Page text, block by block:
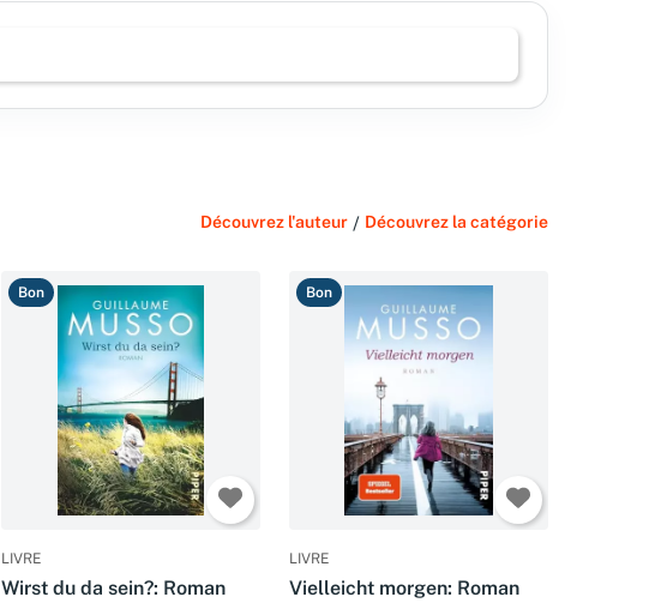
Découvrez l'auteur / Découvrez la catégorie
Bon
LIVRE
Wirst du da sein?: Roman
Bon
LIVRE
Vielleicht morgen: Roman